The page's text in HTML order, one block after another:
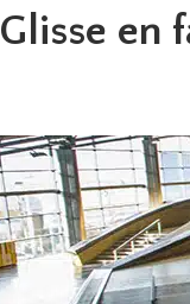
Glisse en